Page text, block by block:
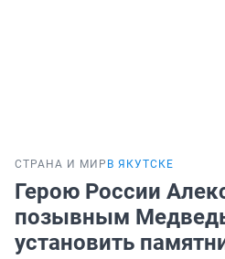
СТРАНА И МИР В ЯКУТСКЕ
Герою России
позывным
установить